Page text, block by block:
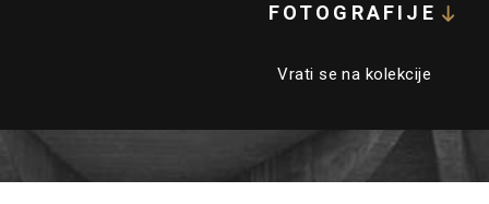
FOTOGRAFIJE
Vrati se na kolekcije